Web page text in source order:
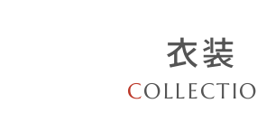
衣装
COLLECTIO